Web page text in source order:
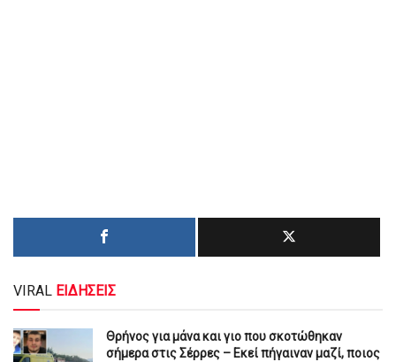
VIRAL ΕΙΔΗΣΕΙΣ
Θρήνος για μάνα και γιο που σκοτώθηκαν
σήμερα στις Σέρρες – Εκεί πήγαιναν μαζί, ποιος